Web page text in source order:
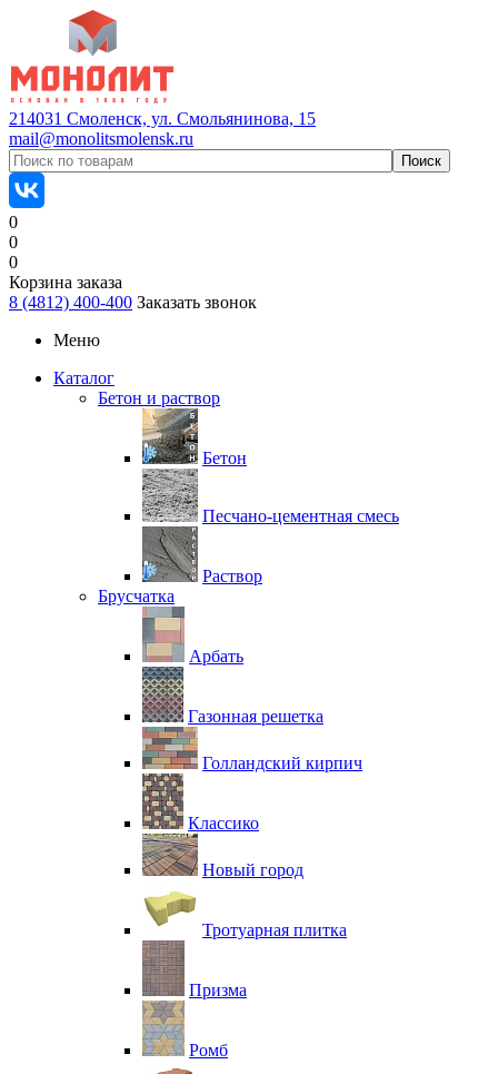
214031 Смоленск, ул. Смольянинова, 15
mail@monolitsmolensk.ru
0
0
0
Корзина заказа
8 (4812) 400-400 Заказать звонок
Меню
Каталог
Бетон и раствор
Бетон
Песчано-цементная смесь
Раствор
Брусчатка
Арбать
Газонная решетка
Голландский кирпич
Классико
Новый город
Тротуарная плитка
Призма
Ромб